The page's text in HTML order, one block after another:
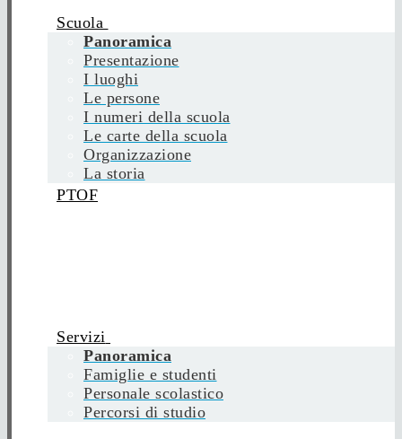
Scuola
Panoramica
Presentazione
I luoghi
Le persone
I numeri della scuola
Le carte della scuola
Organizzazione
La storia
PTOF
Servizi
Panoramica
Famiglie e studenti
Personale scolastico
Percorsi di studio